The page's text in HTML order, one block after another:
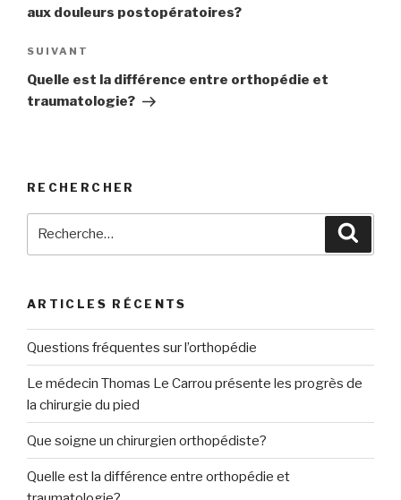
aux douleurs postopératoires?
Article
suivant
SUIVANT
Quelle est la différence entre orthopédie et
traumatologie?
RECHERCHER
ARTICLES RÉCENTS
Questions fréquentes sur l’orthopédie
Le médecin Thomas Le Carrou présente les progrès de
la chirurgie du pied
Que soigne un chirurgien orthopédiste?
Quelle est la différence entre orthopédie et